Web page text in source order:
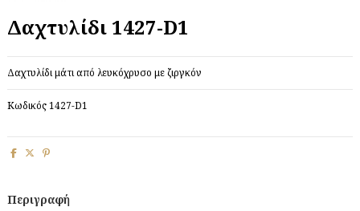
Δαχτυλίδι 1427-D1
Δαχτυλίδι μάτι από λευκόχρυσο με ζιργκόν
Κωδικός1427-D1
Περιγραφή